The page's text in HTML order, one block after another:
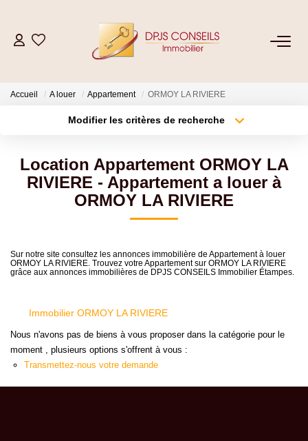
Louer
ESTIMER
VENDRE
GESTION LOCATIVE
Gestion De Votre Bien
Extranet
SYNDIC
Accueil A louer Appartement ORMOY LA RIVIERE
Modifier les critères de recherche
Sélectionnez...
Type de bien
Surface min
Location Appartement ORMOY LA
RIVIERE - Appartement a louer à
ORMOY LA RIVIERE
Sur notre site consultez les annonces immobilière de Appartement à louer
ORMOY LA RIVIERE. Trouvez votre Appartement sur ORMOY LA RIVIERE
grâce aux annonces immobilières de DPJS CONSEILS Immobilier Étampes.
Immobilier ORMOY LA RIVIERE
Nous n'avons pas de biens à vous proposer dans la catégorie pour le
moment , plusieurs options s'offrent à vous :
Transmettez-nous votre demande